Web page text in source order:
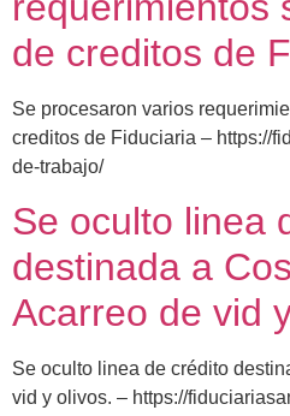
de creditos de
Se procesaron varios
creditos de Fiduciaria – https://
de-trabajo/
Se oculto linea
destinada a
Acarreo de vid
Se oculto linea de crédito
vid y olivos. – https://